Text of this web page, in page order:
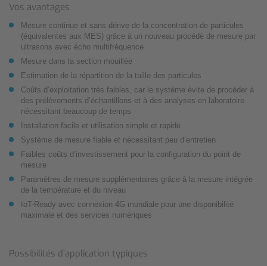
Vos avantages
Mesure continue et sans dérive de la concentration de particules
(équivalentes aux MES) grâce à un nouveau procédé de mesure par
ultrasons avec écho multifréquence
Mesure dans la section mouillée
Estimation de la répartition de la taille des particules
Coûts d’exploitation très faibles, car le système évite de procéder à
des prélèvements d’échantillons et à des analyses en laboratoire
nécessitant beaucoup de temps
Installation facile et utilisation simple et rapide
Système de mesure fiable et nécessitant peu d’entretien
Faibles coûts d’investissement pour la configuration du point de
mesure
Paramètres de mesure supplémentaires grâce à la mesure intégrée
de la température et du niveau
IoT-Ready avec connexion 4G mondiale pour une disponibilité
maximale et des services numériques
Possibilités d’application typiques